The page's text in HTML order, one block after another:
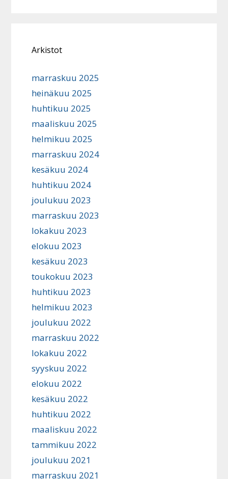
Arkistot
marraskuu 2025
heinäkuu 2025
huhtikuu 2025
maaliskuu 2025
helmikuu 2025
marraskuu 2024
kesäkuu 2024
huhtikuu 2024
joulukuu 2023
marraskuu 2023
lokakuu 2023
elokuu 2023
kesäkuu 2023
toukokuu 2023
huhtikuu 2023
helmikuu 2023
joulukuu 2022
marraskuu 2022
lokakuu 2022
syyskuu 2022
elokuu 2022
kesäkuu 2022
huhtikuu 2022
maaliskuu 2022
tammikuu 2022
joulukuu 2021
marraskuu 2021